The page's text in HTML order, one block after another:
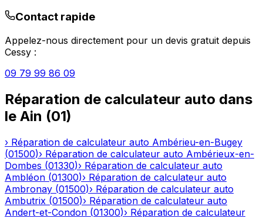
Contact rapide
Appelez-nous directement pour un devis gratuit depuis
Cessy :
09 79 99 86 09
Réparation de calculateur auto dans
le Ain (01)
› Réparation de calculateur auto Ambérieu-en-Bugey
(01500)› Réparation de calculateur auto Ambérieux-en-
Dombes (01330)› Réparation de calculateur auto
Ambléon (01300)› Réparation de calculateur auto
Ambronay (01500)› Réparation de calculateur auto
Ambutrix (01500)› Réparation de calculateur auto
Andert-et-Condon (01300)› Réparation de calculateur